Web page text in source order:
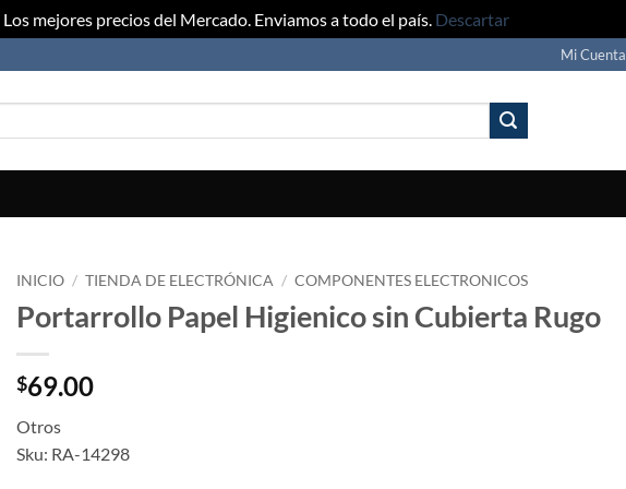
Los mejores precios del Mercado. Enviamos a todo el país. Descartar
Mi Cuenta
INICIO / TIENDA DE ELECTRÓNICA / COMPONENTES ELECTRONICOS
Portarrollo Papel Higienico sin Cubierta Rugo
$69.00
Otros
Sku: RA-14298